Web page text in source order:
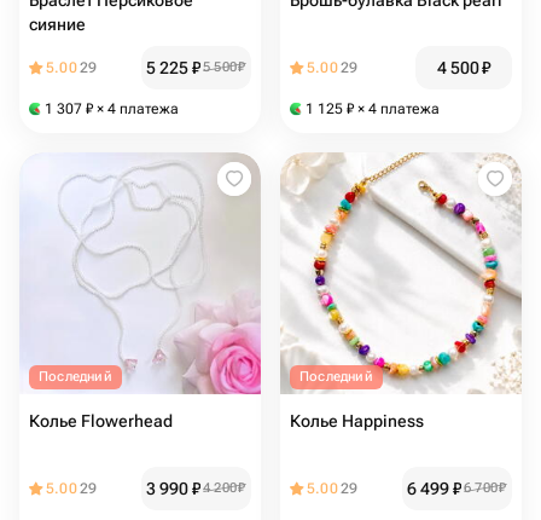
сияние
5.0029 5 225₽5 500₽
1 307 ₽ × 4 платежа
5.0029 4 500₽
1 125 ₽ × 4 платежа
Последний
Колье Flowerhead
5.0029 3 990₽4 200₽
Последний
Колье Happiness
5.0029 6 499₽6 700₽